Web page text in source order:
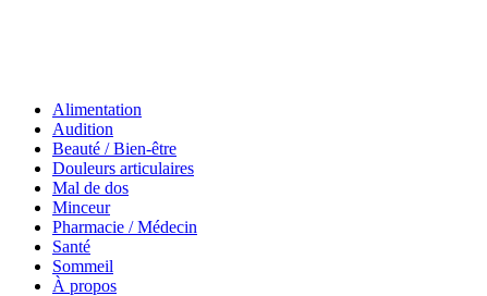
Alimentation
Audition
Beauté / Bien-être
Douleurs articulaires
Mal de dos
Minceur
Pharmacie / Médecin
Santé
Sommeil
À propos